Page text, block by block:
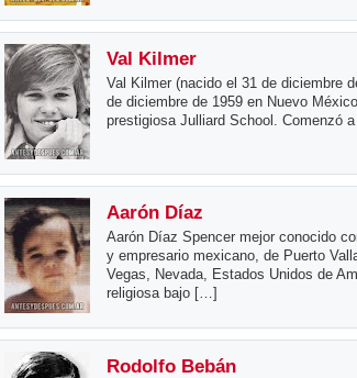
Val Kilmer
Val Kilmer (nacido el 31 de diciembre
de diciembre de 1959 en Nuevo
prestigiosa Julliard School. Comenzó
Aarón Díaz
Aarón Díaz Spencer mejor conocido
y empresario mexicano, de Puerto
Vegas, Nevada, Estados Unidos de
religiosa bajo […]
Rodolfo Bebán